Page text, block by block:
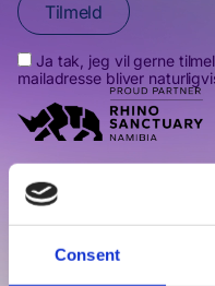
Consent
Tilmeld
Ja tak, jeg vil gerne
mailadresse bliver
Quick Links
Ydelser
Priser